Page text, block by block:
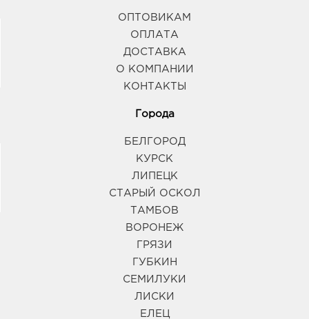
ОПТОВИКАМ
ОПЛАТА
ДОСТАВКА
О КОМПАНИИ
КОНТАКТЫ
Города
БЕЛГОРОД
КУРСК
ЛИПЕЦК
СТАРЫЙ ОСКОЛ
ТАМБОВ
ВОРОНЕЖ
ГРЯЗИ
ГУБКИН
СЕМИЛУКИ
ЛИСКИ
ЕЛЕЦ